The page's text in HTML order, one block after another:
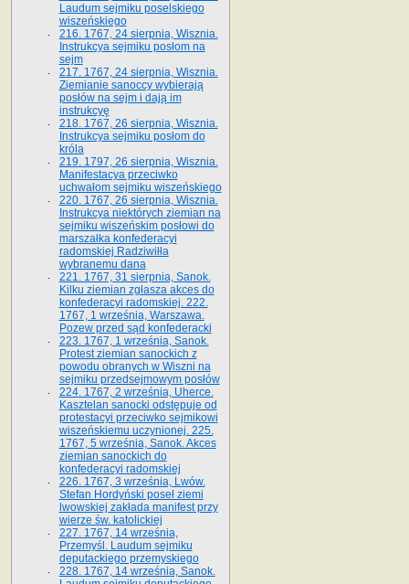
Laudum sejmiku poselskiego
wiszeńskiego
216. 1767, 24 sierpnia, Wisznia.
Instrukcya sejmiku posłom na
sejm
217. 1767, 24 sierpnia, Wisznia.
Ziemianie sanoccy wybierają
posłów na sejm i dają im
instrukcyę
218. 1767, 26 sierpnia, Wisznia.
Instrukcya sejmiku posłom do
króla
219. 1797, 26 sierpnia, Wisznia.
Manifestacya przeciwko
uchwałom sejmiku wiszeńskiego
220. 1767, 26 sierpnia, Wisznia.
Instrukcya niektórych ziemian na
sejmiku wiszeńskim posłowi do
marszałka konfe­deracyi
radomskiej Radziwiłła
wybranemu dana
221. 1767, 31 sierpnia, Sanok.
Kilku ziemian zgłasza akces do
konfederacyi radomskiej. 222.
1767, 1 września, Warszawa.
Pozew przed sąd konfederacki
223. 1767, 1 września, Sanok.
Protest ziemian sanockich z
powodu obranych w Wiszni na
sejmiku przedsejmo­wym posłów
224. 1767, 2 września, Uherce.
Kasztelan sanocki odstępuje od
protestacyi przeciwko sejmikowi
wiszeńskiemu uczynionej. 225.
1767, 5 września, Sanok. Akces
ziemian sanockich do
konfederacyi radomskiej
226. 1767, 3 września, Lwów.
Stefan Hordyński poseł ziemi
lwowskiej zakłada manifest przy
wierze św. ka­tolickiej
227. 1767, 14 września,
Przemyśl. Laudum sejmiku
deputackiego przemyskiego
228. 1767, 14 września, Sanok.